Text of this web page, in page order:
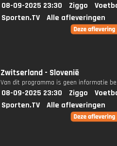
08-09-2025 23:30 Ziggo
Sporten.TV
Alle afleveringen
Zwitserland - Slovenië
Van dit programma is geen informatie
08-09-2025 23:30 Ziggo
Sporten.TV
Alle afleveringen